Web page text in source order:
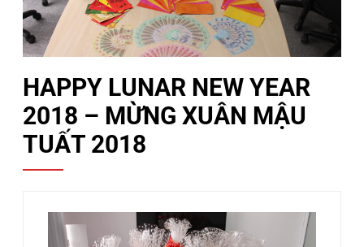
HAPPY LUNAR NEW YEAR
2018 – MỪNG XUÂN MẬU
TUẤT 2018